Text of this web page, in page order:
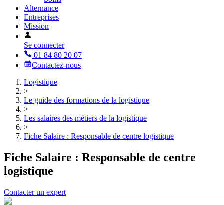
Alternance
Entreprises
Mission
Se connecter
01 84 80 20 07
Contactez-nous
Logistique
>
Le guide des formations de la logistique
>
Les salaires des métiers de la logistique
>
Fiche Salaire : Responsable de centre logistique
Fiche Salaire : Responsable de centre
logistique
Contacter un expert